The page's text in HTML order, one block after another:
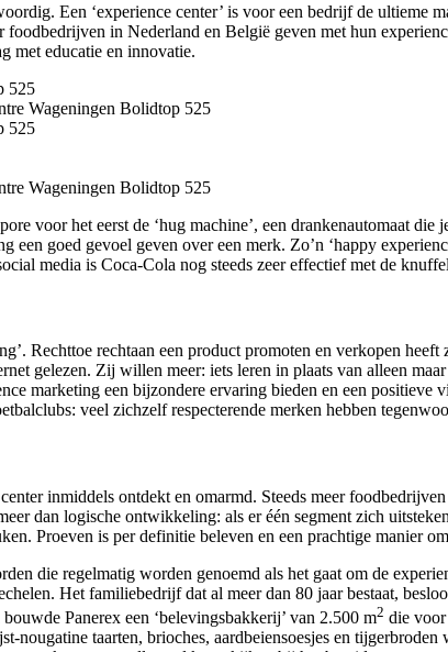
Een ‘experience center’ is voor een bedrijf de
foodbedrijven in Nederland en België geven met hun
met educatie en innovatie.
voor het eerst de ‘hug machine’, een drankenautomaat
een goed gevoel geven over een merk. Zo’n ‘happy
media is Coca-Cola nog steeds zeer effectief met de
Rechttoe rechtaan een product promoten en verkopen
gelezen. Zij willen meer: iets leren in plaats van alleen
marketing een bijzondere ervaring bieden en een
veel zichzelf respecterende merken hebben
inmiddels ontdekt en omarmd. Steeds meer
dan logische ontwikkeling: als er één segment zich
Proeven is per definitie beleven en een prachtige manier
die regelmatig worden genoemd als het gaat om de
Het familiebedrijf dat al meer dan 80 jaar bestaat,
Panerex een ‘belevingsbakkerij’ van 2.500 m2 die
nougatine taarten, brioches, aardbeiensoesjes en